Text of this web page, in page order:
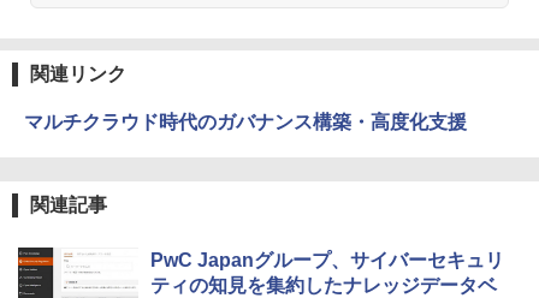
関連リンク
マルチクラウド時代のガバナンス構築・高度化支援
関連記事
PwC Japanグループ、サイバーセキュリ
ティの知見を集約したナレッジデータベ